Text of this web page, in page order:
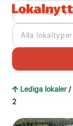
Alla lokaltyper
Lediga lokaler /
2